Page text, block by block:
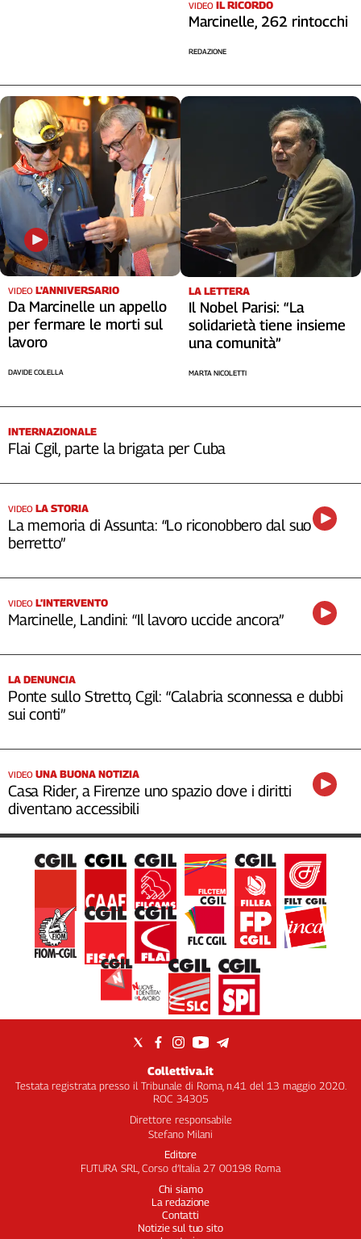
VIDEO IL RICORDO
Marcinelle, 262 rintocchi
REDAZIONE
VIDEO L'ANNIVERSARIO
Da Marcinelle un appello
per fermare le morti sul
lavoro
DAVIDE COLELLA
LA LETTERA
Il Nobel Parisi: “La
solidarietà tiene insieme
una comunità”
MARTA NICOLETTI
INTERNAZIONALE
Flai Cgil, parte la brigata per Cuba
VIDEO LA STORIA
La memoria di Assunta: “Lo riconobbero dal suo
berretto”
VIDEO L’INTERVENTO
Marcinelle, Landini: “Il lavoro uccide ancora”
LA DENUNCIA
Ponte sullo Stretto, Cgil: “Calabria sconnessa e dubbi
sui conti”
VIDEO UNA BUONA NOTIZIA
Casa Rider, a Firenze uno spazio dove i diritti
diventano accessibili
Collettiva.it
Testata registrata presso il Tribunale di Roma, n.41 del 13 maggio 2020.
ROC 34305
Direttore responsabile
Stefano Milani
Editore
FUTURA SRL, Corso d’Italia 27 00198 Roma
Chi siamo
La redazione
Contatti
Notizie sul tuo sito